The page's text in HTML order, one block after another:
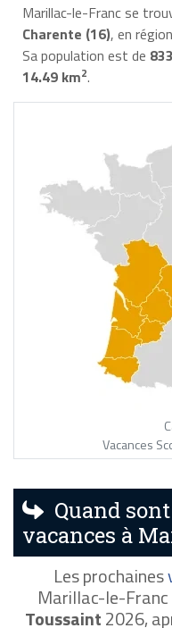
Marillac-le-Franc se
Charente (16), en région
Sa population est de
14.49 km2.
Vacances
Quand
vacances à
Les prochaines
Marillac-le-
Toussaint2026,